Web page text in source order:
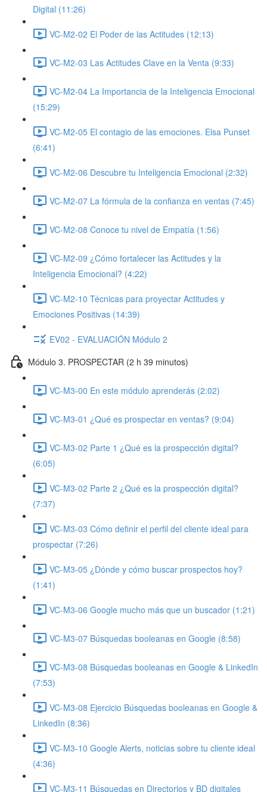
Digital (11:26)
VC-M2-02 El Poder de las Actitudes (12:13)
VC-M2-03 Las Actitudes Clave en la Venta (9:33)
VC-M2-04 La Importancia de la Inteligencia Emocional
(15:29)
VC-M2-05 El contagio de las emociones. Elsa Punset
(6:41)
VC-M2-06 Descubre tu Inteligencia Emocional (2:32)
VC-M2-07 La fórmula de la confianza en ventas (7:45)
VC-M2-08 Conoce tu nivel de Empatía (1:56)
VC-M2-09 ¿Cómo fortalecer las Actitudes y la
Inteligencia Emocional? (4:22)
VC-M2-10 Técnicas para proyectar Actitudes y
Emociones Positivas (14:39)
EV02 - EVALUACIÓN Módulo 2
Módulo 3. PROSPECTAR (2 h 39 minutos)
VC-M3-00 En este módulo aprenderás (2:02)
VC-M3-01 ¿Qué es prospectar en ventas? (9:04)
VC-M3-02 Parte 1 ¿Qué es la prospección digital?
(6:05)
VC-M3-02 Parte 2 ¿Qué es la prospección digital?
(7:37)
VC-M3-03 Cómo definir el perfil del cliente ideal para
prospectar (7:26)
VC-M3-05 ¿Dónde y cómo buscar prospectos hoy?
(1:41)
VC-M3-06 Google mucho más que un buscador (1:21)
VC-M3-07 Búsquedas booleanas en Google (8:58)
VC-M3-08 Búsquedas booleanas en Google & LinkedIn
(7:53)
VC-M3-08 Ejercicio Búsquedas booleanas en Google &
LinkedIn (8:36)
VC-M3-10 Google Alerts, noticias sobre tu cliente ideal
(4:36)
VC-M3-11 Búsquedas en Directorios y BD digitales